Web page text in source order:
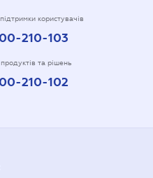
користувачів
210-103
продуктів та рішень
210-102